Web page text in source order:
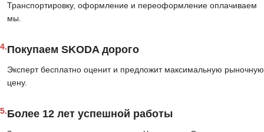
Транспортировку, оформление и переоформление оплачиваем
мы.
4.Покупаем SKODA дорого
Эксперт бесплатно оценит и предложит максимальную рыночную
цену.
5.Более 12 лет успешной работы